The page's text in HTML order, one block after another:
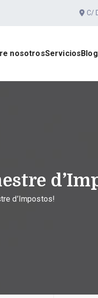
C/
nosotrosServiciosBlog
d’Impostos!